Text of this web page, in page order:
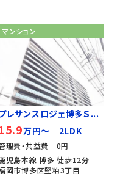
マンション
レサンスロジェ博多Ｓ...
万円～ 2LDK
理費・共益費 0円
児島本線 博多 徒歩12分
岡市博多区堅粕3丁目